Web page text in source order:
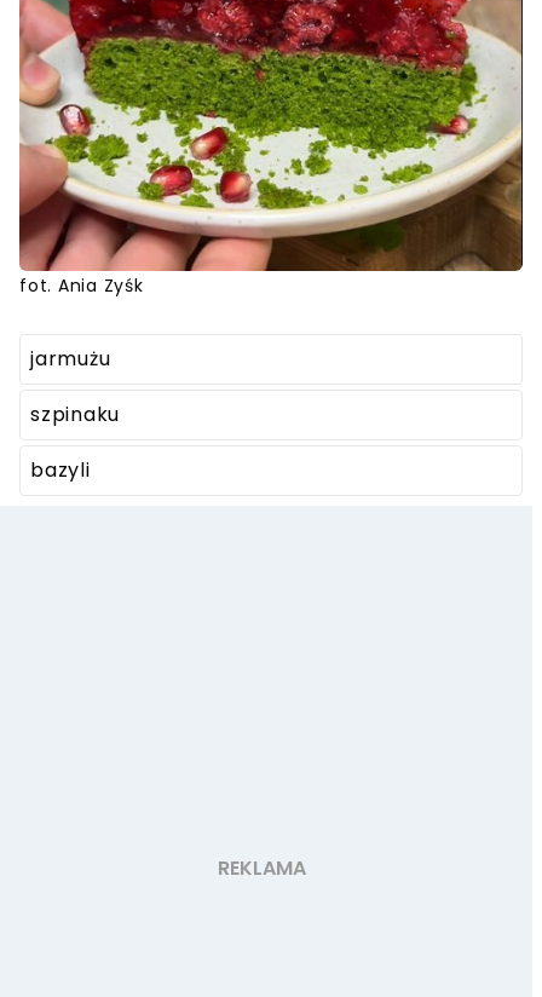
fot. Ania Zyśk
jarmużu
szpinaku
bazyli